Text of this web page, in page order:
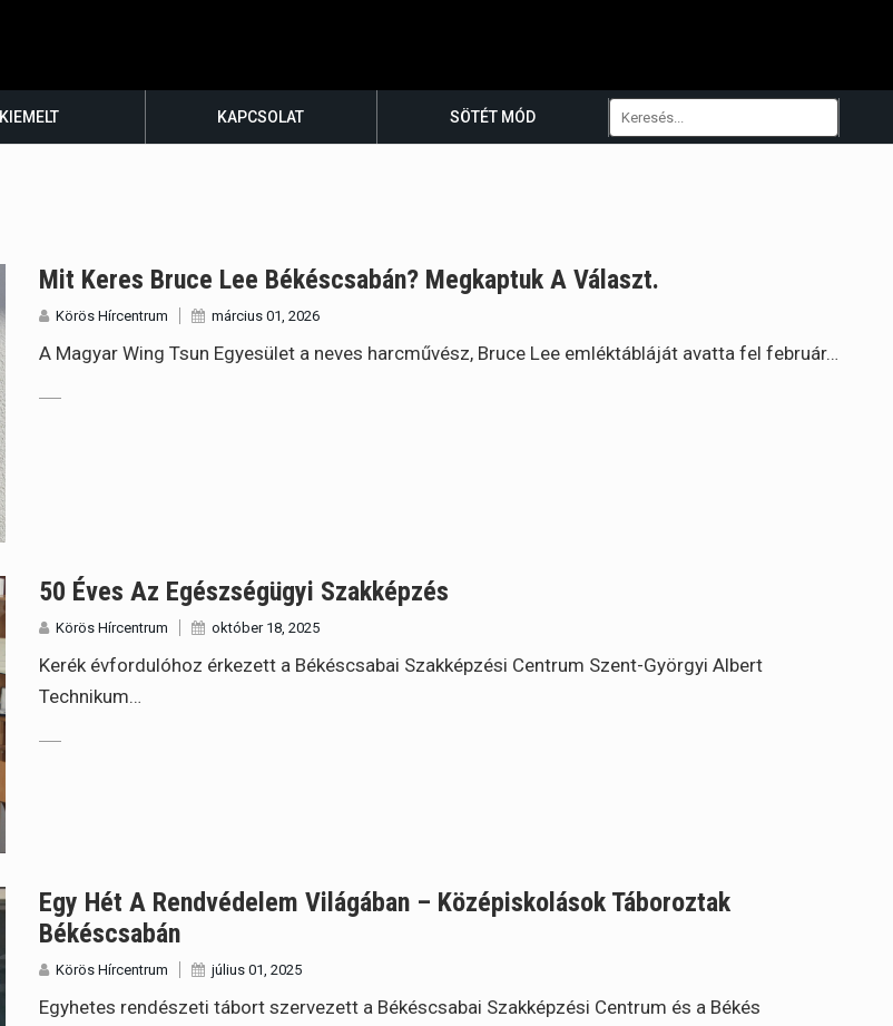
KIEMELT KAPCSOLAT SÖTÉT MÓD
Mit Keres Bruce Lee Békéscsabán? Megkaptuk A Választ.
Körös Hírcentrum március 01, 2026
A Magyar Wing Tsun Egyesület a neves harcművész, Bruce Lee emléktábláját avatta fel február…
50 Éves Az Egészségügyi Szakképzés
Körös Hírcentrum október 18, 2025
Kerék évfordulóhoz érkezett a Békéscsabai Szakképzési Centrum Szent-Györgyi Albert
Technikum…
Egy Hét A Rendvédelem Világában – Középiskolások Táboroztak
Békéscsabán
Körös Hírcentrum július 01, 2025
Egyhetes rendészeti tábort szervezett a Békéscsabai Szakképzési Centrum és a Békés